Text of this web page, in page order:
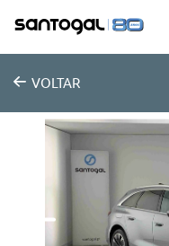
VOLTAR